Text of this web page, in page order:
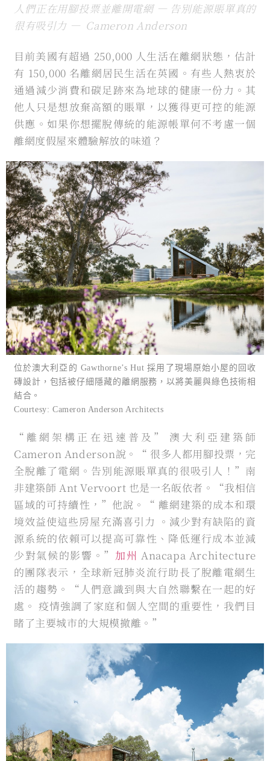
人們正在用腳投票並離開電網 — 告別能源賬單真的
很有吸引力 — Cameron Anderson
目前美國有超過 250,000 人生活在離網狀態，估計
有 150,000 名離網居民生活在英國。有些人熱衷於
通過減少消費和碳足跡來為地球的健康一份力。其
他人只是想放棄高額的賬單，以獲得更可控的能源
供應。如果你想擺脫傳統的能源帳單何不考慮一個
離網度假屋來體驗解放的味道？
位於澳大利亞的 Gawthorne’s Hut 採用了現場原始小屋的回收
磚設計，包括被仔細隱藏的離網服務，以將美麗與綠色技術相
結合。
Courtesy: Cameron Anderson Architects
“離網架構正在迅速普及” 澳大利亞建築師
Cameron Anderson說。“ 很多人都用腳投票，完
全脫離了電網。告別能源賬單真的很吸引人！”南
非建築師 Ant Vervoort 也是一名皈依者。“我相信
區域的可持續性，”他說。“ 離網建築的成本和環
境效益使這些房屋充滿喜引力 。減少對有缺陷的資
源系統的依賴可以提高可靠性、降低運行成本並減
少對氣候的影響。” 加州 Anacapa Architecture
的團隊表示，全球新冠肺炎流行助長了脫離電網生
活的趨勢。“人們意識到與大自然聯繫在一起的好
處。 疫情強調了家庭和個人空間的重要性，我們目
睹了主要城市的大規模撤離。”